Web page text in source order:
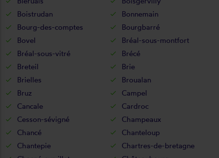
Boistrudan
Bonnemain
Bourg-des-comptes
Bourgbarré
Bovel
Bréal-sous-montfort
Bréal-sous-vitré
Brécé
Breteil
Brie
Brielles
Broualan
Bruz
Campel
Cancale
Cardroc
Cesson-sévigné
Champeaux
Chancé
Chanteloup
Chantepie
Chartres-de-bretagne